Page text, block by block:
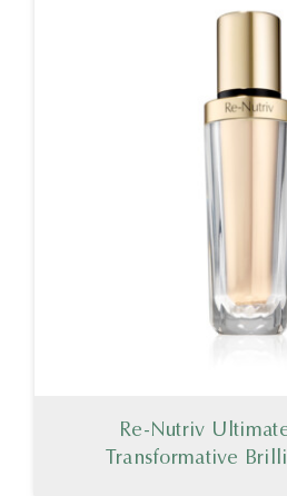
Re-Nutriv
Transformative